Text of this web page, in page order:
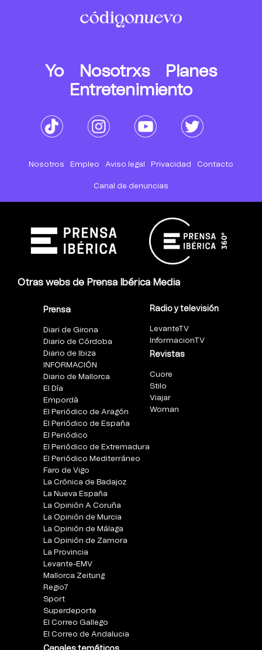
Yo Nosotrxs
Planes
Entretenimiento
Nosotros Empleo Aviso legal Privacidad Contacto
Canal de denuncias
Otras webs de Prensa Ibérica Media
Prensa
Diari de Girona
Diario de Córdoba
Diario de Ibiza
INFORMACIÓN
Diario de Mallorca
El Día
Empordà
El Periódico de Aragón
El Periódico de España
El Periódico
El Periódico de Extremadura
El Periódico Mediterráneo
Faro de Vigo
La Crónica de Badajoz
La Nueva España
La Opinión A Coruña
La Opinión de Murcia
La Opinión de Málaga
La Opinión de Zamora
La Provincia
Levante-EMV
Mallorca Zeitung
Regio7
Sport
Superdeporte
El Correo Gallego
El Correo de Andalucia
Radio y televisión
LevanteTV
InformacionTV
Revistas
Cuore
Stilo
Viajar
Woman